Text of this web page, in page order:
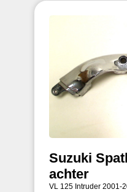
Suzuki
achter
VL 125 Intruder 2001-